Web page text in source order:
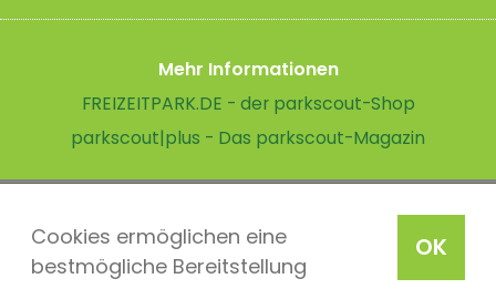
OK
Cookies ermöglichen eine
bestmögliche Bereitstellung
Mehr Informationen
FREIZEITPARK.DE - der parkscout-Shop
parkscout|plus - Das parkscout-Magazin